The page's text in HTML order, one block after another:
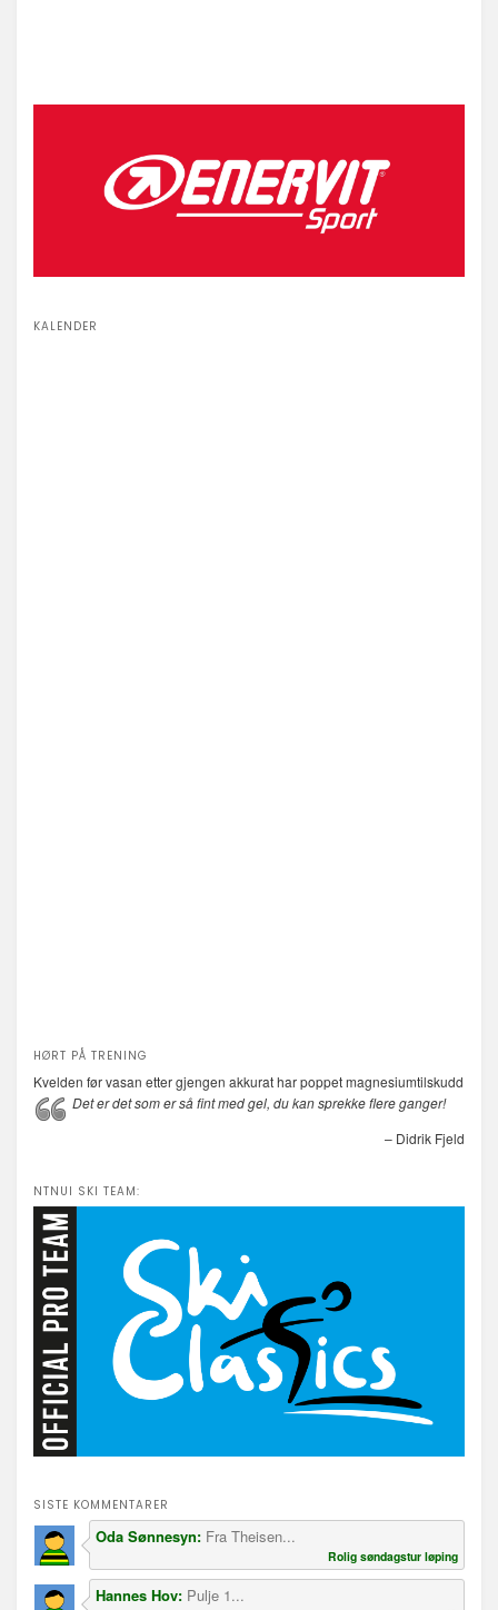
KALENDER
HØRT PÅ TRENING
Kvelden før vasan etter gjengen akkurat har poppet magnesiumtilskudd
Det er det som er så fint med gel, du kan sprekke flere ganger!
– Didrik Fjeld
NTNUI SKI TEAM:
SISTE KOMMENTARER
Oda Sønnesyn: Fra Theisen...
Rolig søndagstur løping
Hannes Hov: Pulje 1...